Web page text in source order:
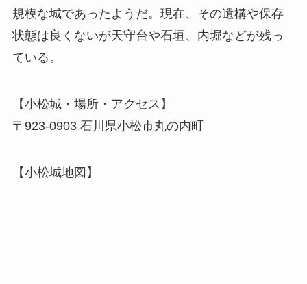
規模な城であったようだ。現在、その遺構や保存
状態は良くないが天守台や石垣、内堀などが残っ
ている。
【小松城・場所・アクセス】
〒923-0903 石川県小松市丸の内町
【小松城地図】